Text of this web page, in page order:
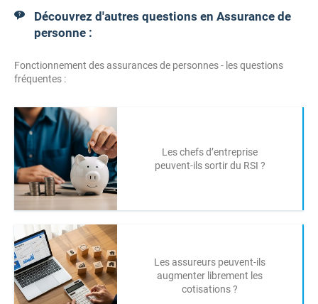
Découvrez d'autres questions en Assurance de
personne :
Fonctionnement des assurances de personnes - les questions
fréquentes :
Les chefs d’entreprise
peuvent-ils sortir du RSI ?
Les assureurs peuvent-ils
augmenter librement les
cotisations ?